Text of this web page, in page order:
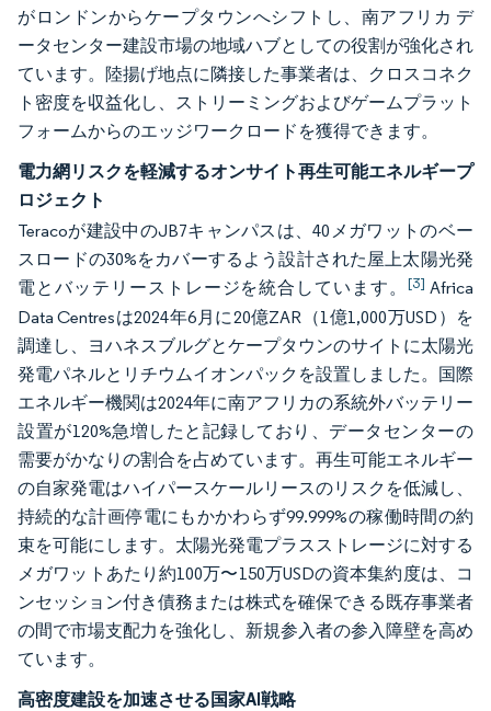
がロンドンからケープタウンへシフトし、南アフリカ デ
ータセンター建設市場の地域ハブとしての役割が強化され
ています。陸揚げ地点に隣接した事業者は、クロスコネク
ト密度を収益化し、ストリーミングおよびゲームプラット
フォームからのエッジワークロードを獲得できます。
電力網リスクを軽減するオンサイト再生可能エネルギープ
ロジェクト
Teracoが建設中のJB7キャンパスは、40メガワットのベー
スロードの30%をカバーするよう設計された屋上太陽光発
電とバッテリーストレージを統合しています。[3] Africa
Data Centresは2024年6月に20億ZAR（1億1,000万USD）を
調達し、ヨハネスブルグとケープタウンのサイトに太陽光
発電パネルとリチウムイオンパックを設置しました。国際
エネルギー機関は2024年に南アフリカの系統外バッテリー
設置が120%急増したと記録しており、データセンターの
需要がかなりの割合を占めています。再生可能エネルギー
の自家発電はハイパースケールリースのリスクを低減し、
持続的な計画停電にもかかわらず99.999%の稼働時間の約
束を可能にします。太陽光発電プラスストレージに対する
メガワットあたり約100万〜150万USDの資本集約度は、コ
ンセッション付き債務または株式を確保できる既存事業者
の間で市場支配力を強化し、新規参入者の参入障壁を高め
ています。
高密度建設を加速させる国家AI戦略